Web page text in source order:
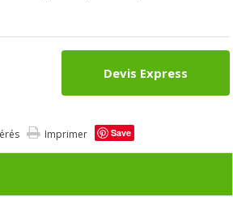
Devis Express
Imprimer Save